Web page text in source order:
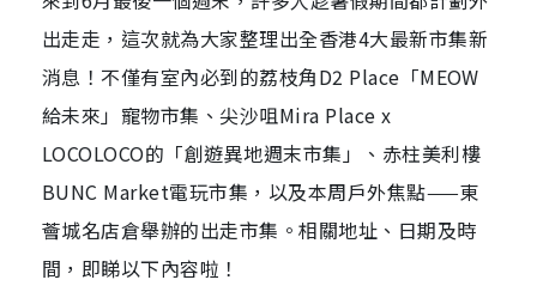
出走走，這次就為大家整理出全香港4大最新市集新
消息！不僅有室內必到的荔枝角D2 Place「MEOW
給未來」寵物市集、尖沙咀Mira Place x
LOCOLOCO的「創遊異地週末市集」、赤柱美利樓
BUNC Market電玩市集，以及本周戶外焦點——東
薈城名店倉舉辦的出走市集。相關地址、日期及時
間，即睇以下內容啦！